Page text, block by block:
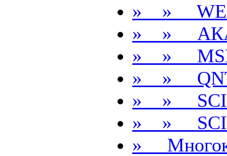
» »
» »
» »
» »
» »
» »
»